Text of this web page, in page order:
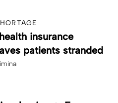
insurance
patients stranded